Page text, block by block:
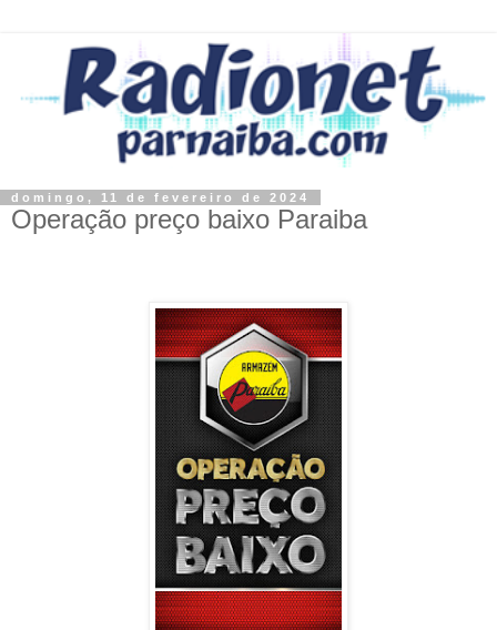
domingo, 11 de fevereiro de 2024
Operação preço baixo Paraiba